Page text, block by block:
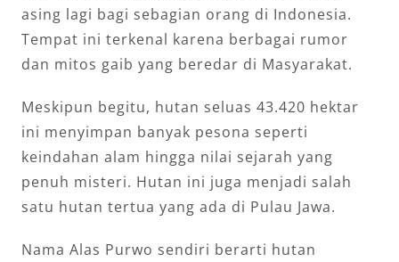
asing lagi bagi sebagian orang di Indonesia.
Tempat ini terkenal karena berbagai rumor
dan mitos gaib yang beredar di Masyarakat.
Meskipun begitu, hutan seluas 43.420 hektar
ini menyimpan banyak pesona seperti
keindahan alam hingga nilai sejarah yang
penuh misteri. Hutan ini juga menjadi salah
satu hutan tertua yang ada di Pulau Jawa.
Nama Alas Purwo sendiri berarti hutan